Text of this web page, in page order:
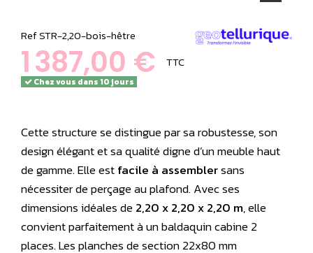
RefSTR-2,20-bois-hêtre
1 387,00 € TTC
Chez vous dans 10 jours
Cette structure se distingue par sa robustesse, son
design élégant et sa qualité digne d’un meuble haut
de gamme. Elle estfacile à assemblersans
nécessiter de perçage au plafond. Avec ses
dimensions idéales de2,20 x 2,20 x 2,20 m, elle
convient parfaitement à un baldaquin cabine 2
places. Les planches de section 22x80 mm